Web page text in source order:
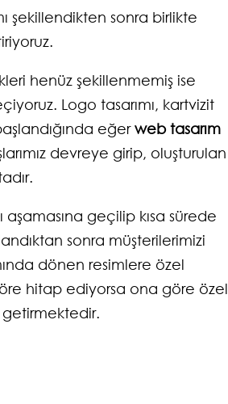
şekillendikten sonra birlikte
henüz şekillenmemiş ise
Logo tasarımı, kartvizit
eğerweb tasarım
devreye girip, oluşturulan
aşamasına geçilip kısa sürede
sonra müşterilerimizi
dönen resimlere özel
hitap ediyorsa ona göre özel